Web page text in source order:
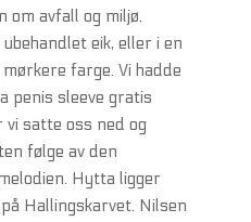
avfall og miljø.
eik, eller i en
farge. Vi hadde
penis sleeve gratis
vi satte oss ned og
følge av den
Hytta ligger
Hallingskarvet. Nilsen